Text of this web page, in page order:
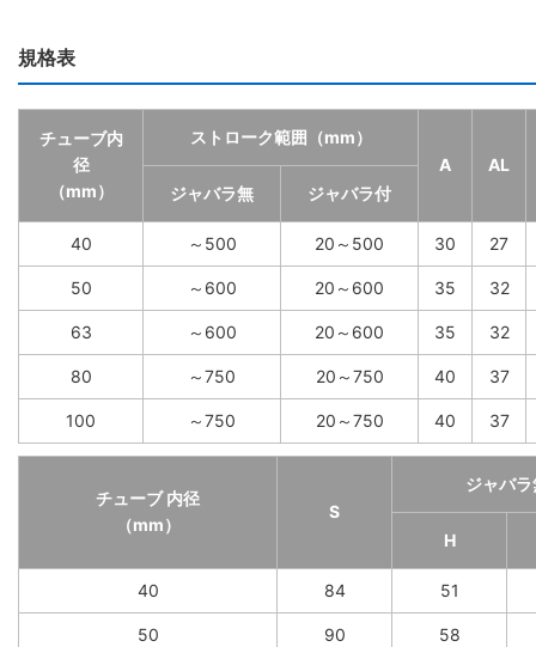
規格表
チューブ内
径
（mm）
ストローク範囲（mm）
A
AL
ジャバラ無
ジャバラ付
40 ～500 20～500 30 27
50 ～600 20～600 35 32
63 ～600 20～600 35 32
80 ～750 20～750 40 37
100 ～750 20～750 40 37
チューブ 内径
（mm）
S
ジャバラ
H
40 84 51
50 90 58